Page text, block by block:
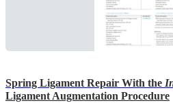
Spring Ligament Repair With the
Ligament Augmentation Procedure